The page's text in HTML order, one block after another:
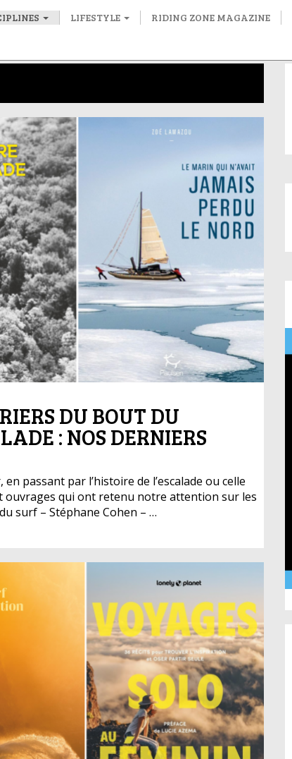
LIFESTYLE RIDING ZONE MAGAZINE
DU BOUT DU
: NOS DERNIERS
passant par l’histoire de l’escalade ou celle
ouvrages qui ont retenu notre attention sur les
surf – Stéphane Cohen – …